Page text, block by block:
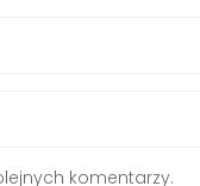
komentarzy.